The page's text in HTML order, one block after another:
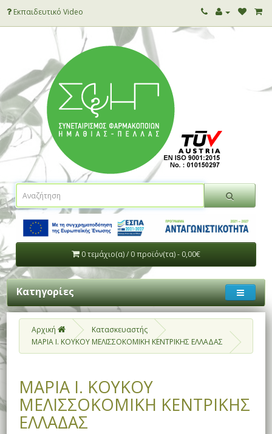
Εκπαιδευτικό Video
0 τεμάχιο(α) / 0 προϊόν(τα) - 0,00€
Κατηγορίες
Αρχική
Κατασκευαστής
ΜΑΡΙΑ Ι. ΚΟΥΚΟΥ ΜΕΛΙΣΣΟΚΟΜΙΚΗ ΚΕΝΤΡΙΚΗΣ ΕΛΛΑΔΑΣ
ΜΑΡΙΑ Ι. ΚΟΥΚΟΥ
ΜΕΛΙΣΣΟΚΟΜΙΚΗ ΚΕΝΤΡΙΚΗΣ
ΕΛΛΑΔΑΣ